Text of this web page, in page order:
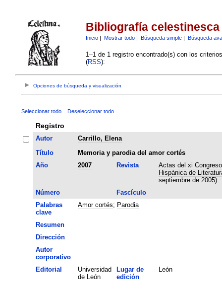
Bibliografía celestinesca
Inicio| Mostrar todo| Búsqueda simple| Búsqueda
1–1 de 1 registro encontrado(s) con los
(RSS):
Opciones de búsqueda y visualización
Seleccionar todo Deseleccionar todo
Registro
Autor
Carrillo, Elena
Título
Memoria y parodia del amor cortés
Año
2007 Revista
Actas del xi
Hispánica de
septiembre de 2005)
Número
Fascículo
Palabras
clave
Amor cortés; Parodia
Resumen
Dirección
Autor
corporativo
Editorial
Universidad
de León
Lugar de
edición
León